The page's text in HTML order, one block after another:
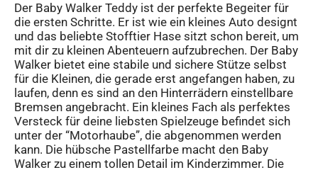
Der Baby Walker Teddy ist der perfekte Begeiter für
die ersten Schritte. Er ist wie ein kleines Auto designt
und das beliebte Stofftier Hase sitzt schon bereit, um
mit dir zu kleinen Abenteuern aufzubrechen. Der Baby
Walker bietet eine stabile und sichere Stütze selbst
für die Kleinen, die gerade erst angefangen haben, zu
laufen, denn es sind an den Hinterrädern einstellbare
Bremsen angebracht. Ein kleines Fach als perfektes
Versteck für deine liebsten Spielzeuge befindet sich
unter der “Motorhaube”, die abgenommen werden
kann. Die hübsche Pastellfarbe macht den Baby
Walker zu einem tollen Detail im Kinderzimmer. Die